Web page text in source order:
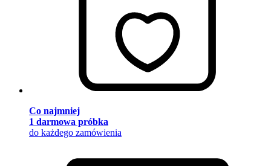
Co najmniej
1 darmowa próbka
do każdego zamówienia